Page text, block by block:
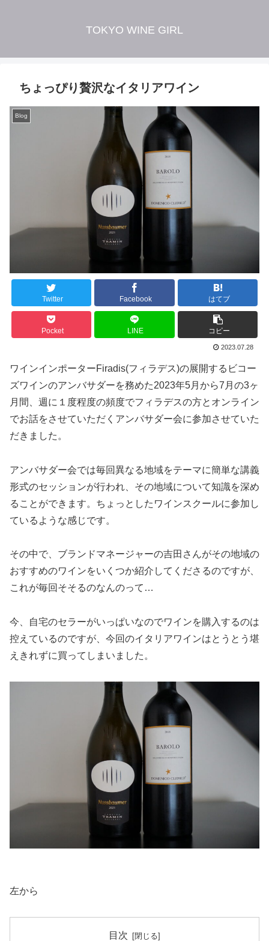
TOKYO WINE GIRL
ちょっぴり贅沢なイタリアワイン
Blog
Twitter Facebook はてブ
Pocket LINE コピー
2023.07.28
ワインインポーターFiradis(フィラデス)の展開するビコー
ズワインのアンバサダーを務めた2023年5月から7月の3ヶ
月間、週に１度程度の頻度でフィラデスの方とオンライン
でお話をさせていただくアンバサダー会に参加させていた
だきました。
アンバサダー会では毎回異なる地域をテーマに簡単な講義
形式のセッションが行われ、その地域について知識を深め
ることができます。ちょっとしたワインスクールに参加し
ているような感じです。
その中で、ブランドマネージャーの吉田さんがその地域の
おすすめのワインをいくつか紹介してくださるのですが、
これが毎回そそるのなんのって…
今、自宅のセラーがいっぱいなのでワインを購入するのは
控えているのですが、今回のイタリアワインはとうとう堪
えきれずに買ってしまいました。
左から
目次